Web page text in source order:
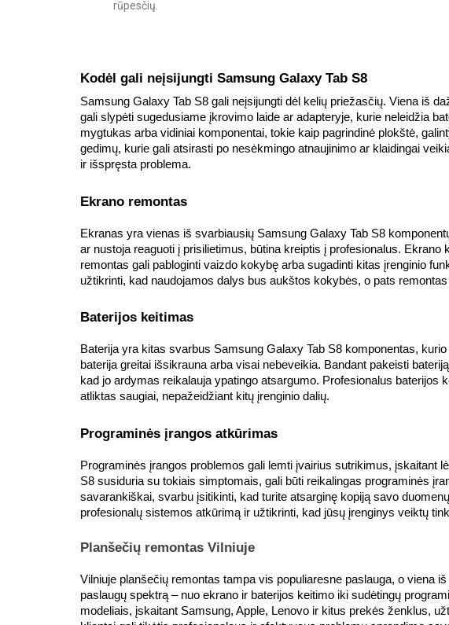
rūpesčių.
Kodėl gali neįsijungti Samsung Galaxy Tab S8
Samsung Galaxy Tab S8 gali neįsijungti dėl kelių priežasčių. Viena iš
gali slypėti sugedusiame įkrovimo laide ar adapteryje, kurie neleidžia
mygtukas arba vidiniai komponentai, tokie kaip pagrindinė plokštė,
gedimų, kurie gali atsirasti po nesėkmingo atnaujinimo ar klaidingai
ir išspręsta problema.
Ekrano remontas
Ekranas yra vienas iš svarbiausių Samsung Galaxy Tab S8
ar nustoja reaguoti į prisilietimus, būtina kreiptis į profesionalus.
remontas gali pabloginti vaizdo kokybę arba sugadinti kitas įrenginio
užtikrinti, kad naudojamos dalys bus aukštos kokybės, o pats
Baterijos keitimas
Baterija yra kitas svarbus Samsung Galaxy Tab S8 komponentas,
baterija greitai išsikrauna arba visai nebeveikia. Bandant pakeisti
kad jo ardymas reikalauja ypatingo atsargumo. Profesionalus
atliktas saugiai, nepažeidžiant kitų įrenginio dalių.
Programinės įrangos atkūrimas
Programinės įrangos problemos gali lemti įvairius sutrikimus,
S8 susiduria su tokiais simptomais, gali būti reikalingas programinės
savarankiškai, svarbu įsitikinti, kad turite atsarginę kopiją savo
profesionalų sistemos atkūrimą ir užtikrinti, kad jūsų įrenginys veiktų
Planšečių remontas Vilniuje
Vilniuje planšečių remontas tampa vis populiaresne paslauga, o viena
paslaugų spektrą – nuo ekrano ir baterijos keitimo iki sudėtingų
modeliais, įskaitant Samsung, Apple, Lenovo ir kitus prekės ženklus,